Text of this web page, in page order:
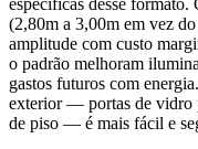
(2,80m a 3,00m em vez
amplitude com custo
o padrão melhoram
gastos futuros com
exterior — portas de vidro
de piso — é mais fácil e